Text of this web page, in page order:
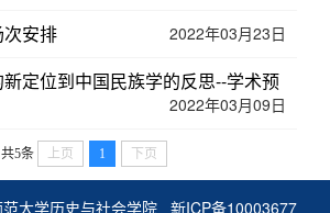
安排 2022年03月23日
定位到中国民族学的反思--学术预
2022年03月09日
共5条 上页 1 下页
大学历史与社会学院 新ICP备10003677